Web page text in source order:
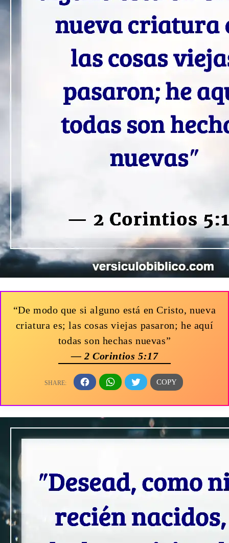
“De modo que si alguno está en Cristo, nueva
criatura es; las cosas viejas pasaron; he aquí
todas son hechas nuevas”
— 2 Corintios 5:17